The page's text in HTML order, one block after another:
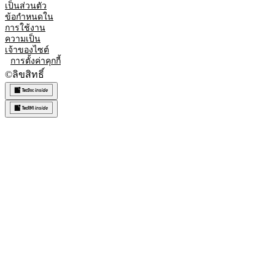
เป็นส่วนตัว
ข้อกำหนดใน
การใช้งาน
ความเป็น
เจ้าของไซต์
การตั้งค่าคุกกี้
©ลิขสิทธิ์